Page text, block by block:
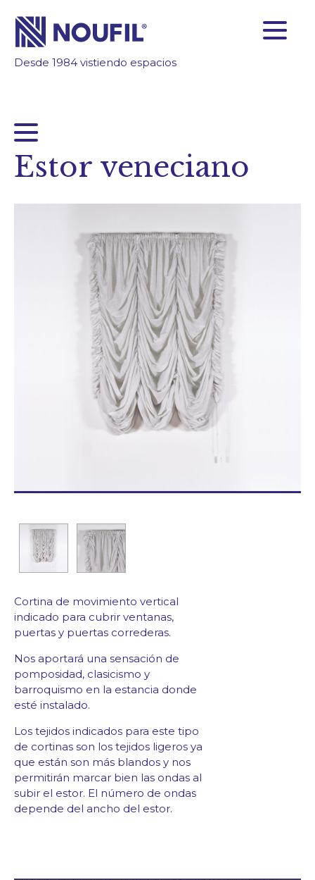
Desde 1984 vistiendo espacios
SOMOS FABRICANTES
TECNOLOGÍA
INSPÍRATE
ÁREA CLIENTES
Empresa
Servicios
Productos
Blog/News
Contacto
Estor veneciano
Cortina de movimiento vertical
indicado para cubrir ventanas,
puertas y puertas correderas.
Nos aportará una sensación de
pomposidad, clasicismo y
barroquismo en la estancia donde
esté instalado.
Los tejidos indicados para este tipo
de cortinas son los tejidos ligeros ya
que están son más blandos y nos
permitirán marcar bien las ondas al
subir el estor. El número de ondas
depende del ancho del estor.